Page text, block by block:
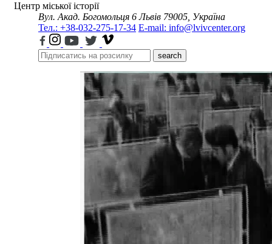
Центр міської історії
Вул. Акад. Богомольця 6 Львів 79005, Україна
Тел.: +38-032-275-17-34 E-mail: info@lvivcenter.org
search